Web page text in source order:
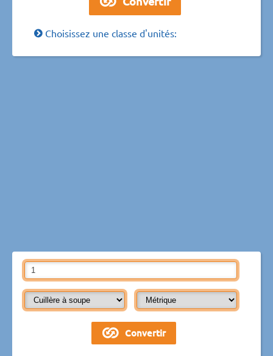
Choisissez une classe d'unités: